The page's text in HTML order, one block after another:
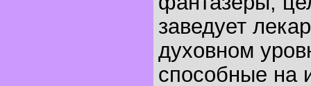
заведует
духовном
способные на